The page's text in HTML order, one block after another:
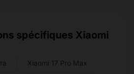
spécifiques Xiaomi
Xiaomi 17 Pro Max